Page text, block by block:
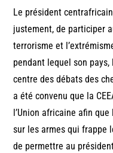
Le président
justement, de participer
terrorisme et
pendant lequel son
centre des débats des
a été convenu que la
l’Union africaine afin
sur les armes qui frappe
de permettre au